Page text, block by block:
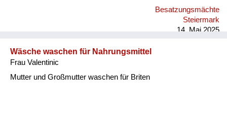
Besatzungsmächte
Steiermark
14. Mai 2025
Wäsche waschen für Nahrungsmittel
Frau Valentinic
Mutter und Großmutter waschen für Briten